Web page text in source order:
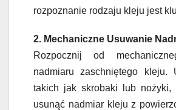
rozpoznanie rodzaju kleju jest
2. Mechaniczne Usuwanie
Rozpocznij od
nadmiaru zaschniętego kleju.
takich jak skrobaki lub nożyki,
usunąć nadmiar kleju z